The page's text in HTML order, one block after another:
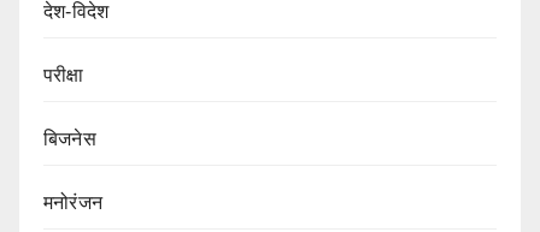
देश-विदेश
परीक्षा
बिजनेस
मनोरंजन